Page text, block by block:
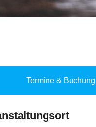
Termine & Buchung